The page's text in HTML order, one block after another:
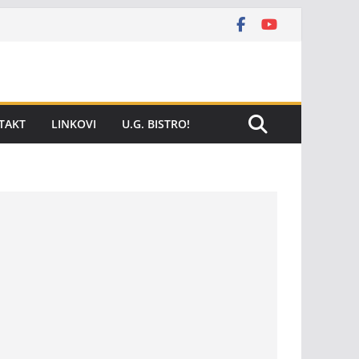
LINKOVI U.G. BISTRO!